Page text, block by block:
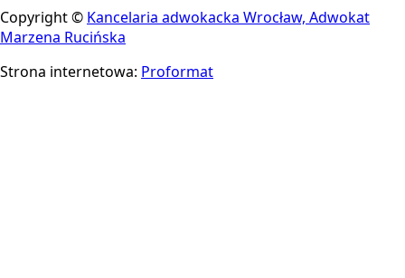
Copyright © Kancelaria adwokacka Wrocław, Adwokat
Marzena Rucińska
Strona internetowa: Proformat